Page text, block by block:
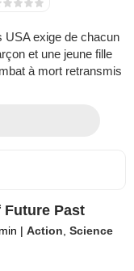
USA exige de chacun
et une jeune fille
à mort retransmis
Future Past
| Action ,Science